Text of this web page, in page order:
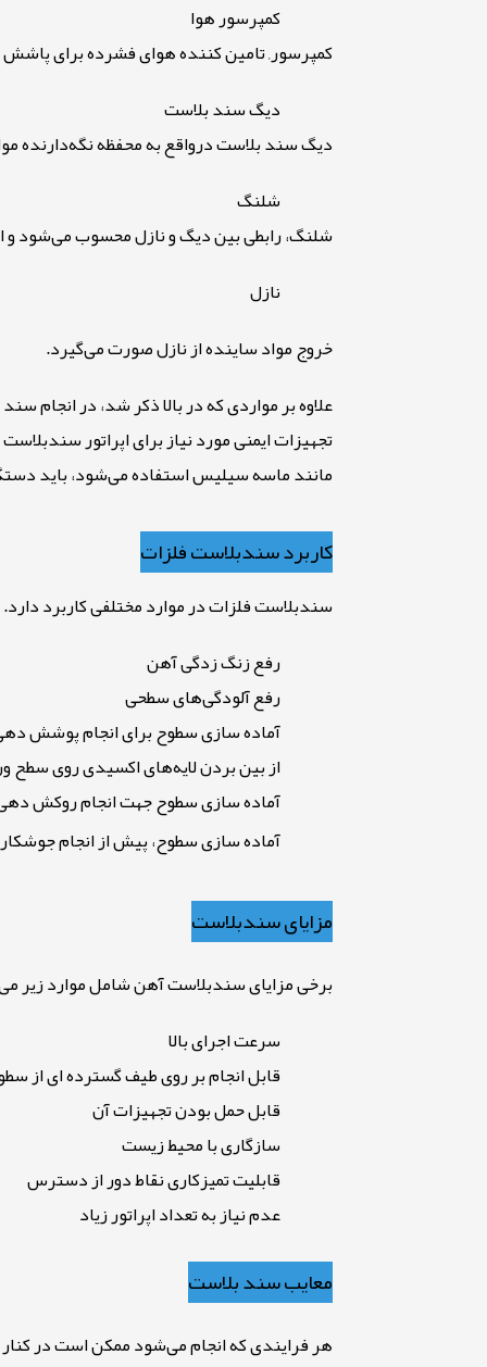
کمپرسور هوا
کمپرسور, تامین کننده هوای فشرده برای
دیگ سند بلاست
دیگ سند بلاست درواقع به محفظه نگه‌دارنده
شلنگ
شلنگ، رابطی بین دیگ و نازل محسوب می‌شود و
نازل
خروج مواد ساینده از نازل صورت می‌گیرد.
علاوه بر مواردی که در بالا ذکر شد، در انجام
تجهیزات ایمنی مورد نیاز برای اپراتور
مانند ماسه سیلیس استفاده می‌شود، باید
کاربرد سندبلاست فلزات
سندبلاست فلزات در موارد مختلفی کاربرد
رفع زنگ زدگی آهن
رفع آلودگی‌های سطحی
آماده سازی سطوح برای انجام پوشش
از بین بردن لایه‌های اکسیدی روی سطح
آماده سازی سطوح جهت انجام روکش
آماده سازی سطوح، پیش از انجام
مزایای سندبلاست
برخی مزایای سندبلاست آهن شامل موارد زیر
سرعت اجرای بالا
قابل انجام بر روی طیف گسترده ای از
قابل حمل بودن تجهیزات آن
سازگاری با محیط زیست
قابلیت تمیزکاری نقاط دور از دسترس
عدم نیاز به تعداد اپراتور زیاد
معایب سند بلاست
هر فرایندی که انجام می‌شود ممکن است در کنار